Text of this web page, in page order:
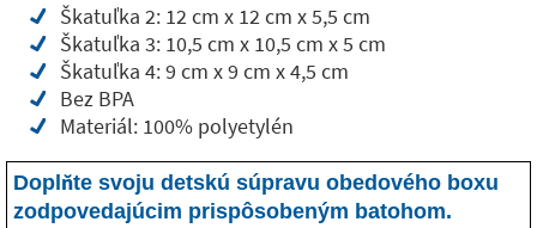
Škatuľka 2: 12 cm x 12 cm x 5,5 cm
Škatuľka 3: 10,5 cm x 10,5 cm x 5 cm
Škatuľka 4: 9 cm x 9 cm x 4,5 cm
Bez BPA
Materiál: 100% polyetylén
Doplňte svoju detskú súpravu obedového boxu
zodpovedajúcim prispôsobeným batohom.